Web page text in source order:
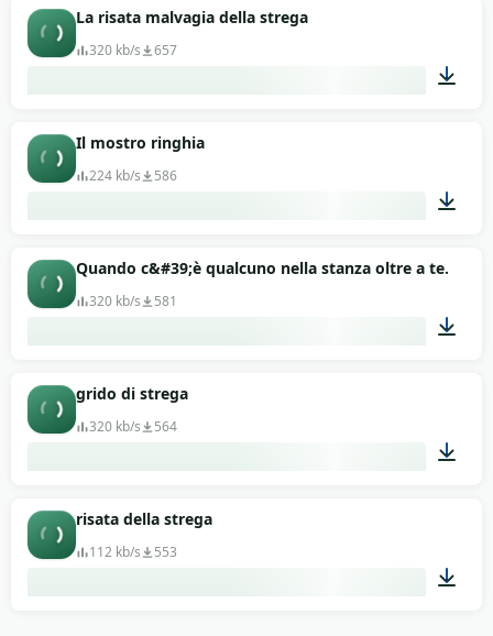
La risata malvagia della strega
320 kb/s 657
Il mostro ringhia
224 kb/s 586
01:10
Quando c&#39;è qualcuno nella stanza oltre a te.
320 kb/s 581
grido di strega
320 kb/s 564
risata della strega
112 kb/s 553